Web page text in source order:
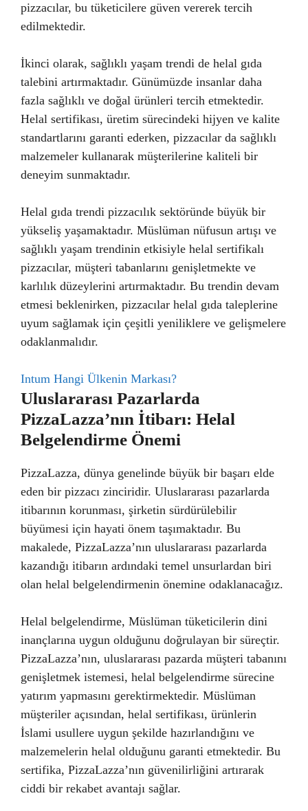
pizzacılar, bu tüketicilere güven vererek tercih
edilmektedir.
İkinci olarak, sağlıklı yaşam trendi de helal gıda
talebini artırmaktadır. Günümüzde insanlar daha
fazla sağlıklı ve doğal ürünleri tercih etmektedir.
Helal sertifikası, üretim sürecindeki hijyen ve kalite
standartlarını garanti ederken, pizzacılar da sağlıklı
malzemeler kullanarak müşterilerine kaliteli bir
deneyim sunmaktadır.
Helal gıda trendi pizzacılık sektöründe büyük bir
yükseliş yaşamaktadır. Müslüman nüfusun artışı ve
sağlıklı yaşam trendinin etkisiyle helal sertifikalı
pizzacılar, müşteri tabanlarını genişletmekte ve
karlılık düzeylerini artırmaktadır. Bu trendin devam
etmesi beklenirken, pizzacılar helal gıda taleplerine
uyum sağlamak için çeşitli yeniliklere ve gelişmelere
odaklanmalıdır.
Intum Hangi Ülkenin Markası?
Uluslararası Pazarlarda
PizzaLazza’nın İtibarı: Helal
Belgelendirme Önemi
PizzaLazza, dünya genelinde büyük bir başarı elde
eden bir pizzacı zinciridir. Uluslararası pazarlarda
itibarının korunması, şirketin sürdürülebilir
büyümesi için hayati önem taşımaktadır. Bu
makalede, PizzaLazza’nın uluslararası pazarlarda
kazandığı itibarın ardındaki temel unsurlardan biri
olan helal belgelendirmenin önemine odaklanacağız.
Helal belgelendirme, Müslüman tüketicilerin dini
inançlarına uygun olduğunu doğrulayan bir süreçtir.
PizzaLazza’nın, uluslararası pazarda müşteri tabanını
genişletmek istemesi, helal belgelendirme sürecine
yatırım yapmasını gerektirmektedir. Müslüman
müşteriler açısından, helal sertifikası, ürünlerin
İslami usullere uygun şekilde hazırlandığını ve
malzemelerin helal olduğunu garanti etmektedir. Bu
sertifika, PizzaLazza’nın güvenilirliğini artırarak
ciddi bir rekabet avantajı sağlar.